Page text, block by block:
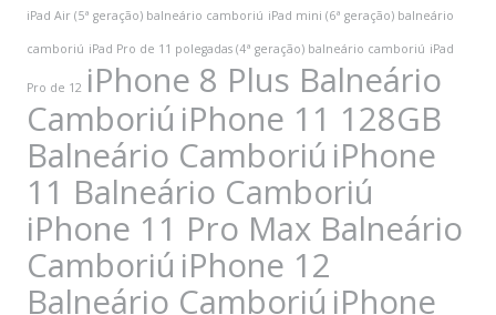
iPad Air (5ª geração) balneário camboriú iPad mini (6ª geração) balneário
camboriú iPad Pro de 11 polegadas (4ª geração) balneário camboriú iPad
Pro de 12 iPhone 8 Plus Balneário
Camboriú iPhone 11 128GB
Balneário Camboriú iPhone
11 Balneário Camboriú
iPhone 11 Pro Max Balneário
Camboriú iPhone 12
Balneário Camboriú iPhone